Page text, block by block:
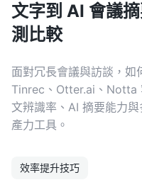
文字到 AI 會議
測比較
面對冗長會議與訪談，如
Tinrec、Otter.ai、Notta
文辨識率、AI 摘要能力
產力工具。
效率提升技巧